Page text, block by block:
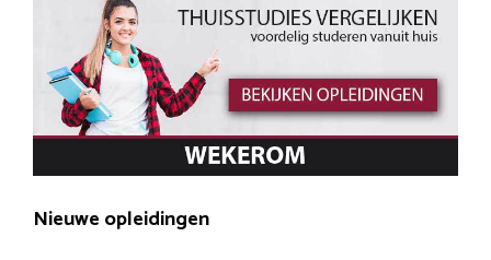
Nieuwe opleidingen